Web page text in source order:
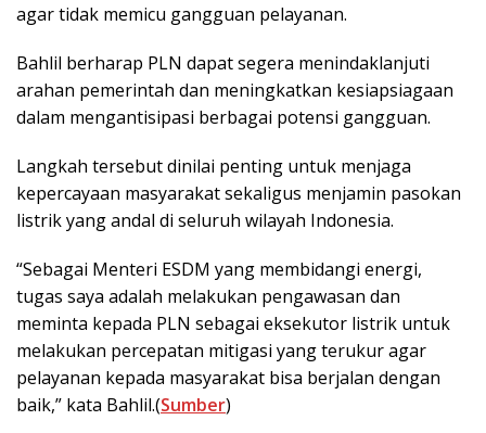
agar tidak memicu gangguan pelayanan.
Bahlil berharap PLN dapat segera menindaklanjuti
arahan pemerintah dan meningkatkan kesiapsiagaan
dalam mengantisipasi berbagai potensi gangguan.
Langkah tersebut dinilai penting untuk menjaga
kepercayaan masyarakat sekaligus menjamin pasokan
listrik yang andal di seluruh wilayah Indonesia.
“Sebagai Menteri ESDM yang membidangi energi,
tugas saya adalah melakukan pengawasan dan
meminta kepada PLN sebagai eksekutor listrik untuk
melakukan percepatan mitigasi yang terukur agar
pelayanan kepada masyarakat bisa berjalan dengan
baik,” kata Bahlil.(Sumber)